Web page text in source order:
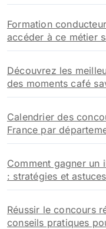
Formation
accéder à ce métier
Découvrez les
des moments café
Calendrier des
France par
Comment gagner un
: stratégies et
Réussir le concours
conseils pratiques